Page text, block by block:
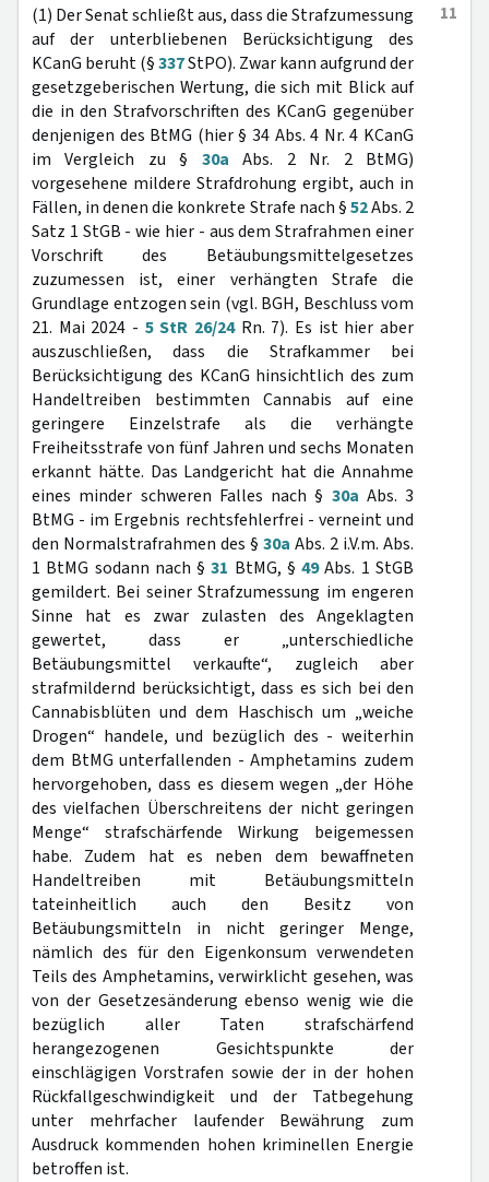
11
(1) Der Senat schließt aus, dass die Strafzumessung
auf der unterbliebenen Berücksichtigung des
KCanG beruht (§337StPO). Zwar kann aufgrund der
gesetzgeberischen Wertung, die sich mit Blick auf
die in den Strafvorschriften des KCanG gegenüber
denjenigen des BtMG (hier § 34 Abs. 4 Nr. 4 KCanG
im Vergleich zu § 30a Abs. 2 Nr. 2 BtMG)
vorgesehene mildere Strafdrohung ergibt, auch in
Fällen, in denen die konkrete Strafe nach §52Abs. 2
Satz 1 StGB - wie hier - aus dem Strafrahmen einer
Vorschrift des Betäubungsmittelgesetzes
zuzumessen ist, einer verhängten Strafe die
Grundlage entzogen sein (vgl. BGH, Beschluss vom
21. Mai 2024 - 5 StR 26/24Rn. 7). Es ist hier aber
auszuschließen, dass die Strafkammer bei
Berücksichtigung des KCanG hinsichtlich des zum
Handeltreiben bestimmten Cannabis auf eine
geringere Einzelstrafe als die verhängte
Freiheitsstrafe von fünf Jahren und sechs Monaten
erkannt hätte. Das Landgericht hat die Annahme
eines minder schweren Falles nach § 30a Abs. 3
BtMG - im Ergebnis rechtsfehlerfrei - verneint und
den Normalstrafrahmen des § 30a Abs. 2 i.V.m. Abs.
1 BtMG sodann nach §31 BtMG, §49Abs. 1 StGB
gemildert. Bei seiner Strafzumessung im engeren
Sinne hat es zwar zulasten des Angeklagten
gewertet, dass er „unterschiedliche
Betäubungsmittel verkaufte“, zugleich aber
strafmildernd berücksichtigt, dass es sich bei den
Cannabisblüten und dem Haschisch um „weiche
Drogen“ handele, und bezüglich des - weiterhin
dem BtMG unterfallenden - Amphetamins zudem
hervorgehoben, dass es diesem wegen „der Höhe
des vielfachen Überschreitens der nicht geringen
Menge“ strafschärfende Wirkung beigemessen
habe. Zudem hat es neben dem bewaffneten
Handeltreiben mit Betäubungsmitteln
tateinheitlich auch den Besitz von
Betäubungsmitteln in nicht geringer Menge,
nämlich des für den Eigenkonsum verwendeten
Teils des Amphetamins, verwirklicht gesehen, was
von der Gesetzesänderung ebenso wenig wie die
bezüglich aller Taten strafschärfend
herangezogenen Gesichtspunkte der
einschlägigen Vorstrafen sowie der in der hohen
Rückfallgeschwindigkeit und der Tatbegehung
unter mehrfacher laufender Bewährung zum
Ausdruck kommenden hohen kriminellen Energie
betroffen ist.